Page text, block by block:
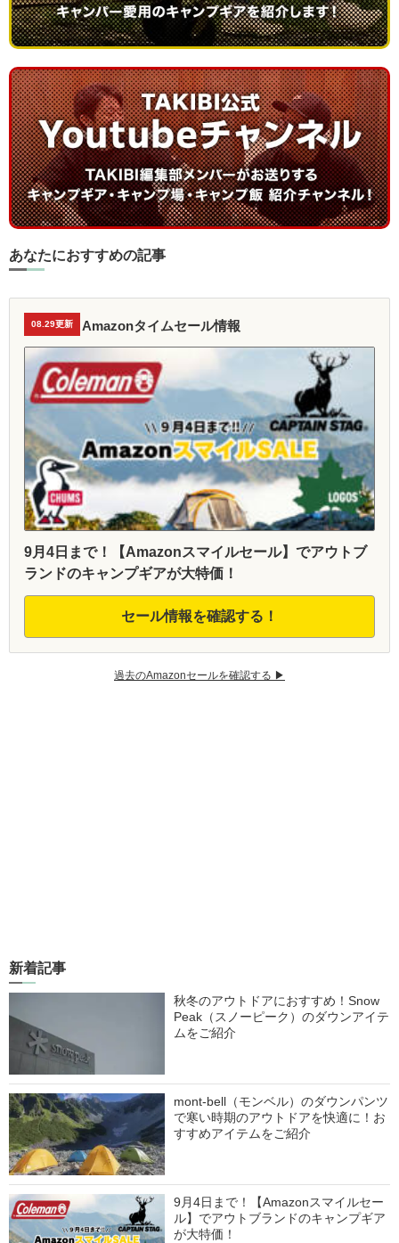
あなたにおすすめの記事
08.29更新 Amazonタイムセール情報
9月4日まで！【Amazonスマイルセール】でアウトブ
ランドのキャンプギアが大特価！
セール情報を確認する！
過去のAmazonセールを確認する ▶︎
新着記事
秋冬のアウトドアにおすすめ！Snow
Peak（スノーピーク）のダウンアイテ
ムをご紹介
mont-bell（モンベル）のダウンパンツ
で寒い時期のアウトドアを快適に！お
すすめアイテムをご紹介
9月4日まで！【Amazonスマイルセー
ル】でアウトブランドのキャンプギア
が大特価！